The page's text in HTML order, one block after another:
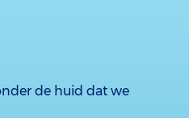
de huid dat we